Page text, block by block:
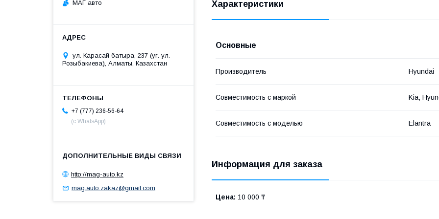
Характеристики
Основные
Производитель Hyundai
Совместимость с маркой Kia,
Совместимость с моделью Elantra
Информация для заказа
Цена: 10 000 ₸
МАГ авто
ул. Карасай батыра, 237 (уг. ул.
Розыбакиева), Алматы, Казахстан
+7 (777) 236-56-64
(с WhatsApp)
http://mag-auto.kz
mag.auto.zakaz@gmail.com